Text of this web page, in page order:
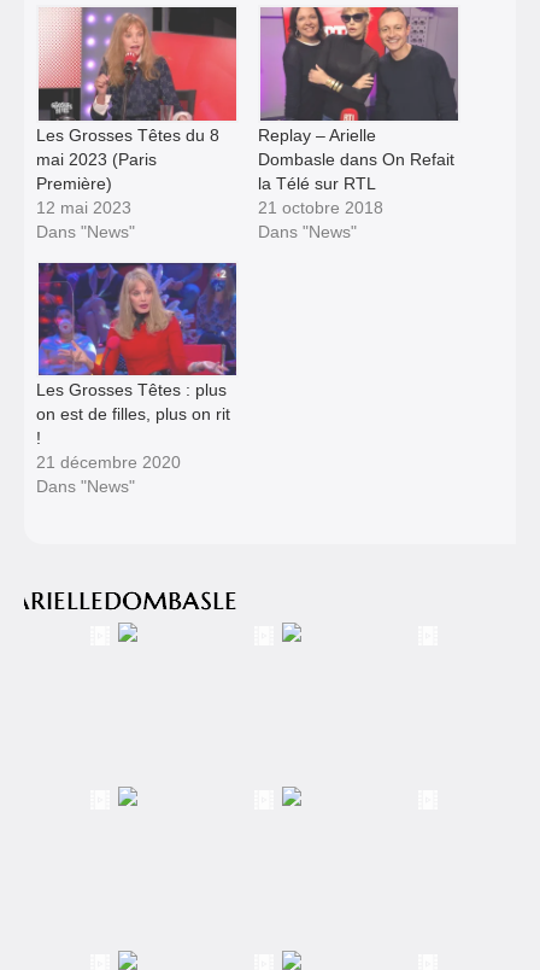
Les Grosses Têtes du 8
mai 2023 (Paris
Première)
12 mai 2023
Dans "News"
Replay – Arielle
Dombasle dans On Refait
la Télé sur RTL
21 octobre 2018
Dans "News"
Les Grosses Têtes : plus
on est de filles, plus on rit
!
21 décembre 2020
Dans "News"